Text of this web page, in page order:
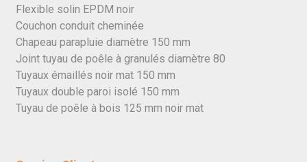
Flexible solin EPDM noir
Couchon conduit cheminée
Chapeau parapluie diamètre 150 mm
Joint tuyau de poêle à granulés diamètre 80
Tuyaux émaillés noir mat 150 mm
Tuyaux double paroi isolé 150 mm
Tuyau de poêle à bois 125 mm noir mat